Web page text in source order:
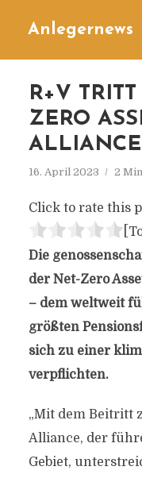
Anlegernews
R+V
ZERO
16. April 2023 2
Click to rate this
Die
der Net-Zero
– dem weltweit
größten
sich zu einer
verpflichten.
„Mit dem Beitritt
Alliance, der
Gebiet,